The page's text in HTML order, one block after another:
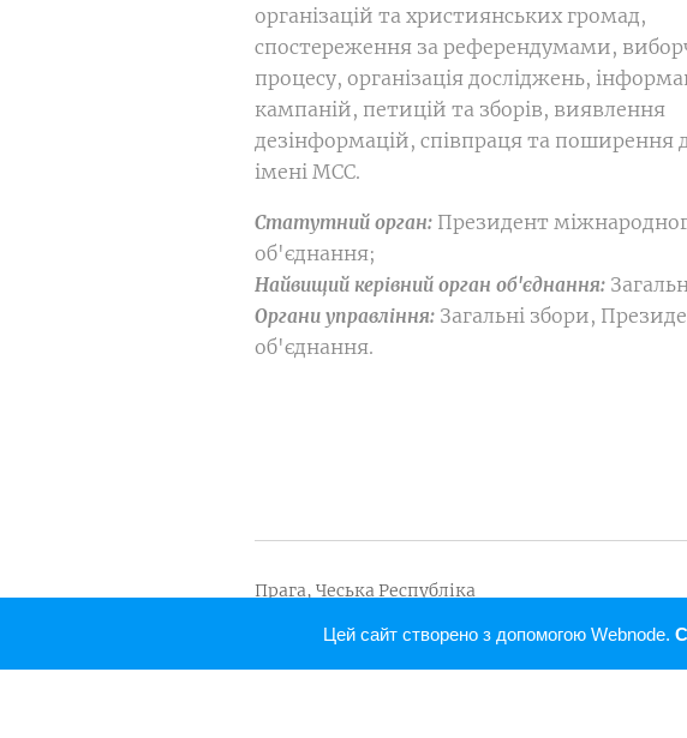
організацій та християнських громад,
спостереження за референдумами,
процесу, організація досліджень,
кампаній, петицій та зборів, виявлення
дезінформацій, співпраця та поширення
імені МСС.
Статутний орган: Президент
об'єднання;
Найвищий керівний орган об'єднання:
Органи управління: Загальні збори,
об'єднання.
Прага, Чеська Республіка
Цей сайт створено з допомогою Webnode.